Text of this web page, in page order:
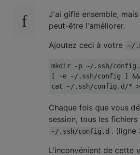
J'ai giflé ensemble,
peut-être l'améliorer.
Ajoutez ceci à votre
~/
mkdir -p ~/.ssh/
[ -e ~/.ssh/config ]
Chaque fois que vous
session, tous les
~/.ssh/config.d . (ligne
L'inconvénient de cette